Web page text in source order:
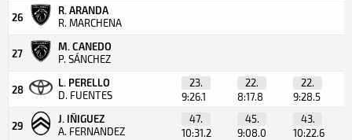
26
R. ARANDA
R. MARCHENA
27
M. CANEDO
P. SÁNCHEZ
28
L. PERELLO
D. FUENTES
23.
9:26.1
22.
8:17.8
22.
9:28.5
29
J. IÑIGUEZ
A. FERNANDEZ
47.
10:31.2
45.
9:08.0
43.
10:22.6